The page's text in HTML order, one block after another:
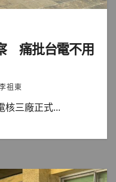
痛批台電不用
祖東
核三廠正式...